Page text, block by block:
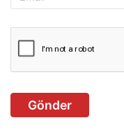
Gönder